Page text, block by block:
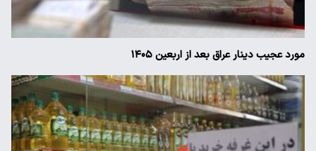
مورد عجیب دینار عراق بعد از اربعین ۱۴۰۵